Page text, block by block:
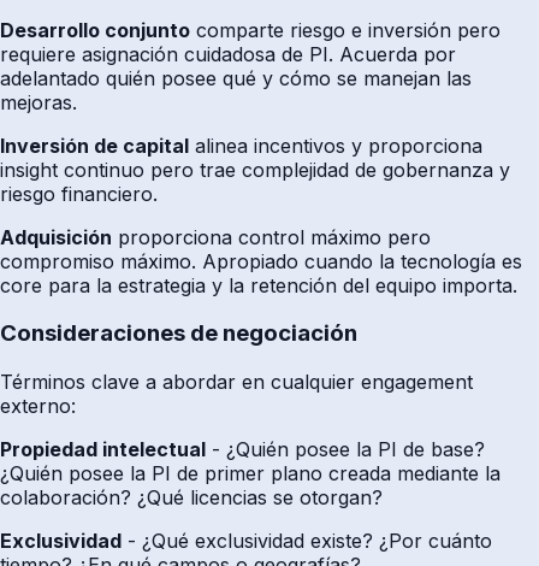
Desarrollo conjunto comparte riesgo e inversión pero
requiere asignación cuidadosa de PI. Acuerda por
adelantado quién posee qué y cómo se manejan las
mejoras.
Inversión de capital alinea incentivos y proporciona
insight continuo pero trae complejidad de gobernanza y
riesgo financiero.
Adquisición proporciona control máximo pero
compromiso máximo. Apropiado cuando la tecnología es
core para la estrategia y la retención del equipo importa.
Consideraciones de negociación
Términos clave a abordar en cualquier engagement
externo:
Propiedad intelectual - ¿Quién posee la PI de base?
¿Quién posee la PI de primer plano creada mediante la
colaboración? ¿Qué licencias se otorgan?
Exclusividad - ¿Qué exclusividad existe? ¿Por cuánto